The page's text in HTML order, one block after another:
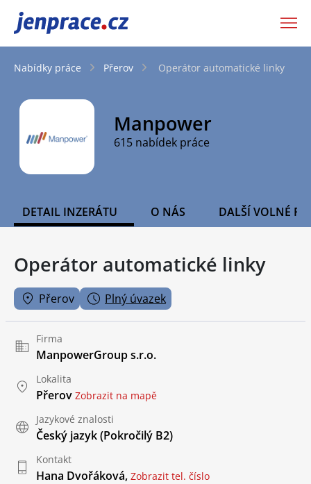
JenPráce.cz
Nabídky práce Přerov Operátor automatické linky
Manpower
615 nabídek práce
DETAIL INZERÁTU O NÁS DALŠÍ VOLNÉ
Operátor automatické linky
Přerov Plný úvazek
Firma
ManpowerGroup s.r.o.
Lokalita
Přerov Zobrazit na mapě
Jazykové znalosti
Český jazyk(Pokročilý B2)
Kontakt
Hana Dvořáková, Zobrazit tel. číslo